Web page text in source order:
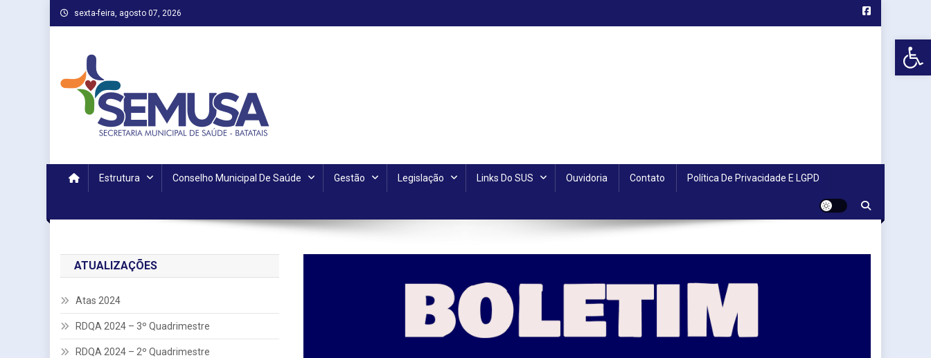
Skip
to
sexta-feira, agosto 07, 2026
Estrutura Conselho Municipal De Saúde Gestão Legislação Links Do SUS Ouvidoria Contato Política De Privacidade E LGPD
ATUALIZAÇÕES
Atas 2024
RDQA 2024 – 3º Quadrimestre
RDQA 2024 – 2º Quadrimestre